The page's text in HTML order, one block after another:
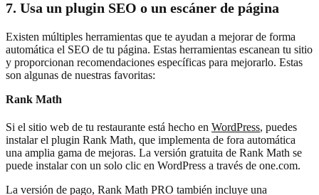
7. Usa un plugin SEO o un escáner de página
Existen múltiples herramientas que te ayudan a mejorar de forma
automática el SEO de tu página. Estas herramientas escanean tu sitio
y proporcionan recomendaciones específicas para mejorarlo. Estas
son algunas de nuestras favoritas:
Rank Math
Si el sitio web de tu restaurante está hecho en WordPress, puedes
instalar el plugin Rank Math, que implementa de fora automática
una amplia gama de mejoras. La versión gratuita de Rank Math se
puede instalar con un solo clic en WordPress a través de one.com.
La versión de pago, Rank Math PRO también incluye una